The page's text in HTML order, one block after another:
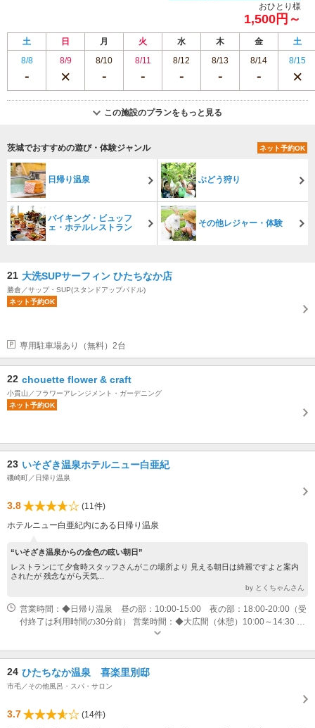
おひとり様
1,500円～
土 日 月 火 水 木 金
土
8/8
8/9 8/10 8/11 8/12 8/13 8/14 8/15
この施設のプランをもっと見る
茨城でおすすめの遊び・体験ジャンル ネット予約OK
日帰り温泉 ぶどう狩り
バイキング・ビュッフ
ェ・ホテルレストラン
その他レジャー・体験
21 大洗SUPサーフィン ひたちなか店
勝倉／サップ・SUP(スタンドアップパドル)
ネット予約OK
専用駐車場あり（無料）2台
22 chouette flower & craft
小貫山／フラワーアレンジメント・ガーデニング
ネット予約OK
23 いそざき温泉ホテルニュー白亜紀
磯崎町／日帰り温泉
3.8
(11件)
ホテルニュー白亜紀内にある日帰り温泉
“いそざき温泉からの金色の眩い朝日”
レストランにて夕食時スタッフさんがこの場所より 見える朝日は綺麗ですよと案内
されたが 残念ながら天気...
by とくちゃんさん
営業時間：◆日帰り温泉 昼の部：10:00-15:00 夜の部：18:00-20:00（受
付終了は利用時間の30分前） 営業時間：◆大広間（休憩）10:00～14:30 定
休日：第1・3金曜日 毎週金曜・土曜の夜の部
24 ひたちなか温泉 喜楽里別邸
市毛／その他風呂・スパ・サロン
3.7
(14件)